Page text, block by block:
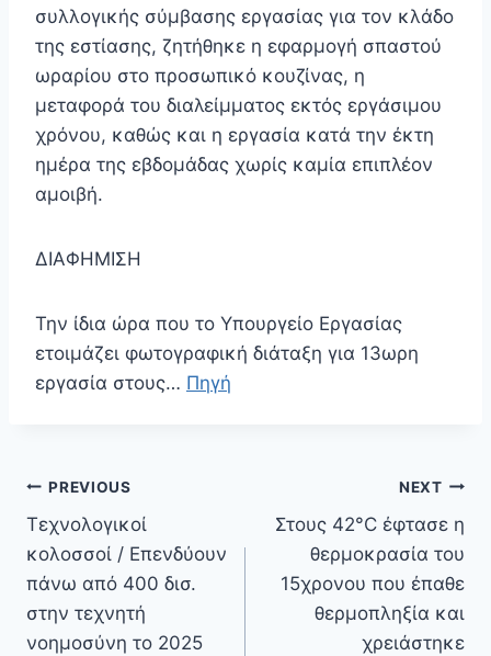
συλλογικής σύμβασης εργασίας για τον κλάδο
της εστίασης, ζητήθηκε η εφαρμογή σπαστού
ωραρίου στο προσωπικό κουζίνας, η
μεταφορά του διαλείμματος εκτός εργάσιμου
χρόνου, καθώς και η εργασία κατά την έκτη
ημέρα της εβδομάδας χωρίς καμία επιπλέον
αμοιβή.
ΔΙΑΦΗΜΙΣΗ
Την ίδια ώρα που το Υπουργείο Εργασίας
ετοιμάζει φωτογραφική διάταξη για 13ωρη
εργασία στους… Πηγή
Πλοήγηση
άρθρων
PREVIOUS
Τεχνολογικοί
κολοσσοί / Επενδύουν
πάνω από 400 δισ.
στην τεχνητή
νοημοσύνη το 2025
NEXT
Στους 42°C έφτασε η
θερμοκρασία του
15χρονου που έπαθε
θερμοπληξία και
χρειάστηκε